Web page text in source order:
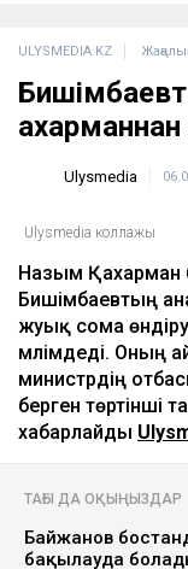
ULYSMEDIA.KZ
Ulysmedia
Ulysmedia коллажы
Назым Қахарман
Бишімбаевтың
жуық сома
мәлімдеді. Оның
министрдің
берген төртінші
хабарлайды
ТАҒЫ ДА ОҚЫҢЫЗДАР
Байжанов
бақылауда